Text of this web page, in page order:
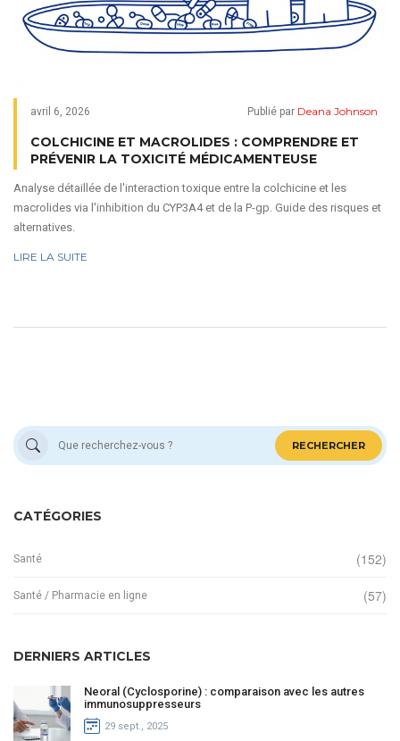
avril 6, 2026 Publié par Deana Johnson
COLCHICINE ET MACROLIDES : COMPRENDRE ET
PRÉVENIR LA TOXICITÉ MÉDICAMENTEUSE
Analyse détaillée de l'interaction toxique entre la colchicine et les
macrolides via l'inhibition du CYP3A4 et de la P-gp. Guide des risques et
alternatives.
LIRE LA SUITE
RECHERCHER
CATÉGORIES
Santé (152)
Santé / Pharmacie en ligne (57)
DERNIERS ARTICLES
Neoral (Cyclosporine) : comparaison avec les autres
immunosuppresseurs
29 sept., 2025